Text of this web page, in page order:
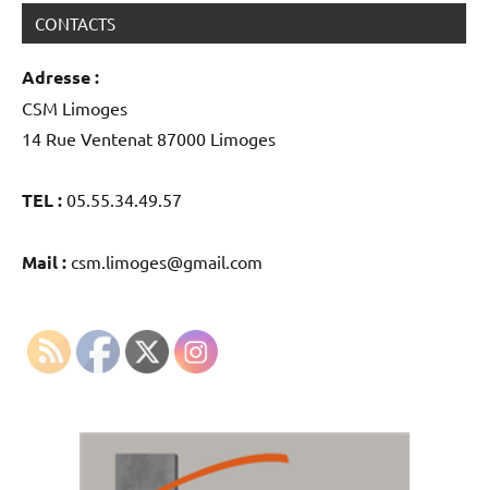
CONTACTS
Adresse :
CSM Limoges
14 Rue Ventenat 87000 Limoges
TEL : 05.55.34.49.57
Mail : csm.limoges@gmail.com